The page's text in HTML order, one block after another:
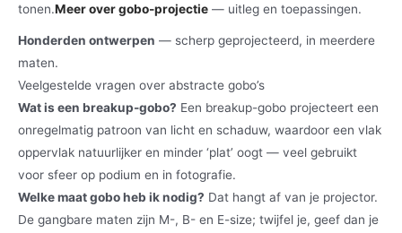
tonen.Meer over gobo-projectie — uitleg en toepassingen.
Honderden ontwerpen — scherp geprojecteerd, in meerdere
maten.
Veelgestelde vragen over abstracte gobo’s
Wat is een breakup-gobo? Een breakup-gobo projecteert een
onregelmatig patroon van licht en schaduw, waardoor een vlak
oppervlak natuurlijker en minder ‘plat’ oogt — veel gebruikt
voor sfeer op podium en in fotografie.
Welke maat gobo heb ik nodig? Dat hangt af van je projector.
De gangbare maten zijn M-, B- en E-size; twijfel je, geef dan je